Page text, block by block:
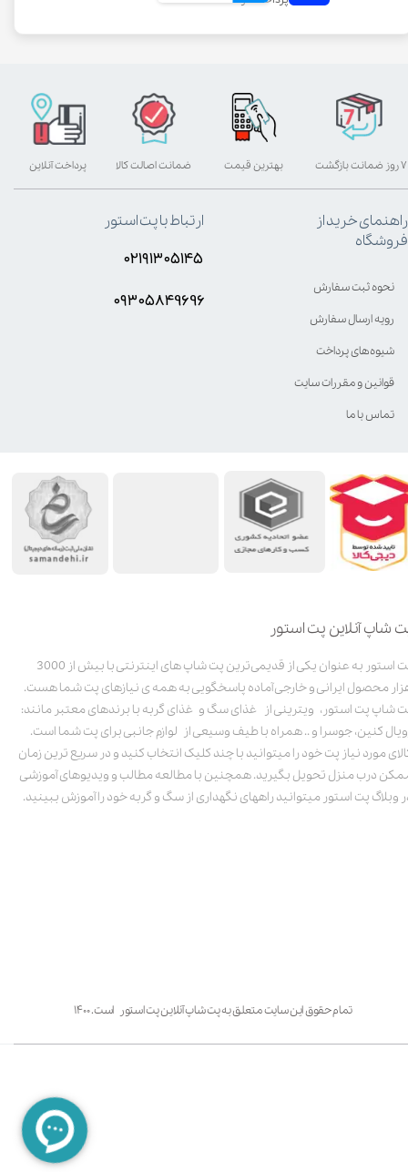
شاپ آنلاین پت استور
پت استور به عنوان یکی از قدیمی‌ترین پت شاپ های اینترنتی با بیش از 3000
محصول ایرانی و خارجی آماده پاسخگویی به همه ی نیازهای پت شما هست.
شاپ پت استور، ویترینی از غذای سگ و غذای گربه با برندهای معتبر مانند:
کنین، جوسرا و .. همراه با طیف وسیعی از لوازم جانبی برای پت شما است.
مورد نیاز پت خود را میتوانید با چند کلیک انتخاب کنید و در سریع ترین زمان
درب منزل تحویل بگیرید. همچنین با مطالعه مطالب و ویدیوهای آموزشی
وبلاگ پت استور میتوانید راههای نگهداری از سگ و گربه خود را آموزش ببینید.
تمام حقوق این سایت متعلق به پت شاپ آنلاین پت استور است. ۱۴۰۰
بهترین قیمت پرداخت آنلاین ۷ روز ضمانت بازگشت ضمانت اصالت کالا
راهنمای خرید از
فروشگاه
نحوه ثبت سفارش
رویه ارسال سفارش
شیوه‌های پرداخت
قوانین و مقررات سایت
تماس با ما
ارتباط با پت استور
۰۲۱۹۱۳۰۵۱۴۵
۰۹۳۰۵8۴9696